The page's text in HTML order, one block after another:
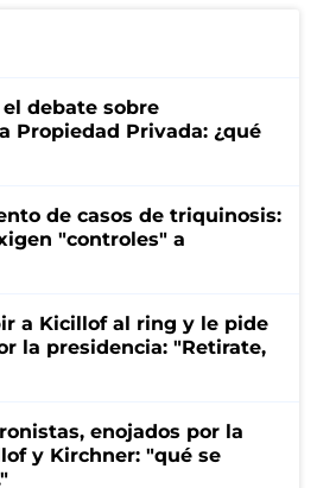
debate sobre
Propiedad Privada: ¿qué
de casos de triquinosis:
"controles" a
a Kicillof al ring y le pide
la presidencia: "Retirate,
enojados por la
y Kirchner: "qué se